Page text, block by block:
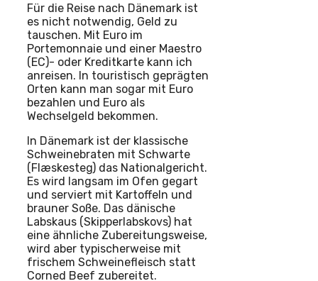
Für die Reise nach Dänemark ist
es nicht notwendig, Geld zu
tauschen. Mit Euro im
Portemonnaie und einer Maestro
(EC)- oder Kreditkarte kann ich
anreisen. In touristisch geprägten
Orten kann man sogar mit Euro
bezahlen und Euro als
Wechselgeld bekommen.
In Dänemark ist der klassische
Schweinebraten mit Schwarte
(Flæskesteg) das Nationalgericht.
Es wird langsam im Ofen gegart
und serviert mit Kartoffeln und
brauner Soße. Das dänische
Labskaus (Skipperlabskovs) hat
eine ähnliche Zubereitungsweise,
wird aber typischerweise mit
frischem Schweinefleisch statt
Corned Beef zubereitet.